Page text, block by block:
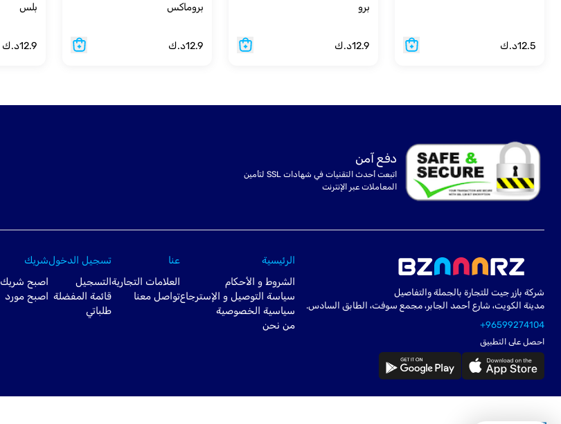
12.5د.ك
برو
12.9د.ك
بروماكس
12.9د.ك
بلس
12.9د.ك
دفع آمن
اتبعت أحدث التقنيات في شهادات SSL لتأمين
المعاملات عبر الإنترنت
شركة بازر جيت للتجارة بالجملة والتفاصيل
مدينة الكويت، شارع أحمد الجابر، مجمع سوفت، الطابق السادس.
+96599274104
احصل على التطبيق
الرئيسية
الشروط و الأحكام
سياسة التوصيل و الإسترجاع
سياسية الخصوصية
من نحن
عنا
العلامات التجارية
تواصل معنا
تسجيل الدخول
التسجيل
قائمة المفضلة
طلباتي
شريك
اصبح شريك
اصبح مورد